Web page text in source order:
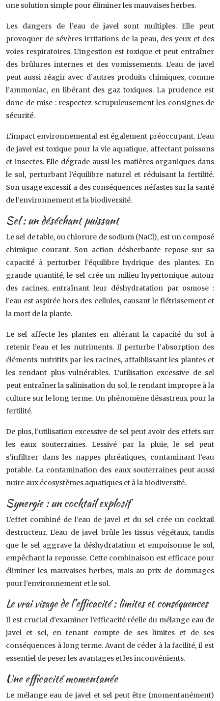
une solution simple pour éliminer les mauvaises herbes.
Les dangers de l’eau de javel sont multiples. Elle peut
provoquer de sévères irritations de la peau, des yeux et des
voies respiratoires. L’ingestion est toxique et peut entraîner
des brûlures internes et des vomissements. L’eau de javel
peut aussi réagir avec d’autres produits chimiques, comme
l’ammoniac, en libérant des gaz toxiques. La prudence est
donc de mise : respectez scrupuleusement les consignes de
sécurité.
L’impact environnemental est également préoccupant. L’eau
de javel est toxique pour la vie aquatique, affectant poissons
et insectes. Elle dégrade aussi les matières organiques dans
le sol, perturbant l’équilibre naturel et réduisant la fertilité.
Son usage excessif a des conséquences néfastes sur la santé
de l’environnement et la biodiversité.
Sel : un déséchant puissant
Le sel de table, ou chlorure de sodium (NaCl), est un composé
chimique courant. Son action désherbante repose sur sa
capacité à perturber l’équilibre hydrique des plantes. En
grande quantité, le sel crée un milieu hypertonique autour
des racines, entraînant leur déshydratation par osmose :
l’eau est aspirée hors des cellules, causant le flétrissement et
la mort de la plante.
Le sel affecte les plantes en altérant la capacité du sol à
retenir l’eau et les nutriments. Il perturbe l’absorption des
éléments nutritifs par les racines, affaiblissant les plantes et
les rendant plus vulnérables. L’utilisation excessive de sel
peut entraîner la salinisation du sol, le rendant impropre à la
culture sur le long terme. Un phénomène désastreux pour la
fertilité.
De plus, l’utilisation excessive de sel peut avoir des effets sur
les eaux souterraines. Lessivé par la pluie, le sel peut
s’infiltrer dans les nappes phréatiques, contaminant l’eau
potable. La contamination des eaux souterraines peut aussi
nuire aux écosystèmes aquatiques et à la biodiversité.
Synergie : un cocktail explosif
L’effet combiné de l’eau de javel et du sel crée un cocktail
destructeur. L’eau de javel brûle les tissus végétaux, tandis
que le sel aggrave la déshydratation et empoisonne le sol,
empêchant la repousse. Cette combinaison est efficace pour
éliminer les mauvaises herbes, mais au prix de dommages
pour l’environnement et le sol.
Le vrai visage de l’efficacité : limites et conséquences
Il est crucial d’examiner l’efficacité réelle du mélange eau de
javel et sel, en tenant compte de ses limites et de ses
conséquences à long terme. Avant de céder à la facilité, il est
essentiel de peser les avantages et les inconvénients.
Une efficacité momentanée
Le mélange eau de javel et sel peut être (momentanément)